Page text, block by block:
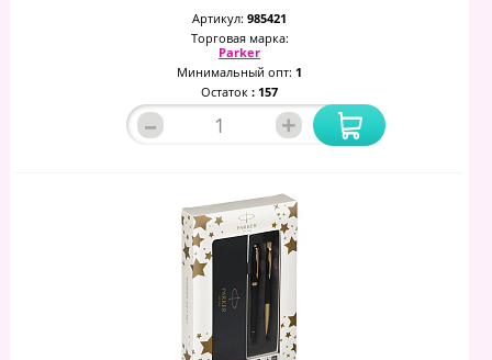
Артикул: 985421
Торговая марка:
Parker
Минимальный опт: 1
Остаток : 157
– +